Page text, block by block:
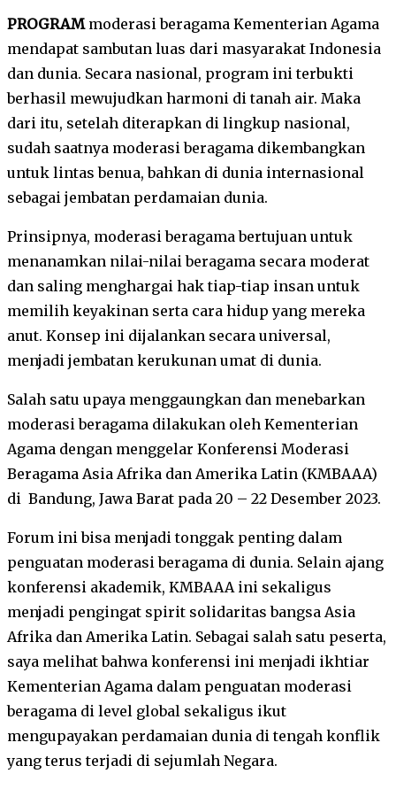
PROGRAMmoderasi beragama Kementerian Agama
mendapat sambutan luas dari masyarakat Indonesia
dan dunia. Secara nasional, program ini terbukti
berhasil mewujudkan harmoni di tanah air. Maka
dari itu, setelah diterapkan di lingkup nasional,
sudah saatnya moderasi beragama dikembangkan
untuk lintas benua, bahkan di dunia internasional
sebagai jembatan perdamaian dunia.
Prinsipnya, moderasi beragama bertujuan untuk
menanamkan nilai-nilai beragama secara moderat
dan saling menghargai hak tiap-tiap insan untuk
memilih keyakinan serta cara hidup yang mereka
anut. Konsep ini dijalankan secara universal,
menjadi jembatan kerukunan umat di dunia.
Salah satu upaya menggaungkan dan menebarkan
moderasi beragama dilakukan oleh Kementerian
Agama dengan menggelar Konferensi Moderasi
Beragama Asia Afrika dan Amerika Latin (KMBAAA)
di Bandung, Jawa Barat pada 20 – 22 Desember 2023.
Forum ini bisa menjadi tonggak penting dalam
penguatan moderasi beragama di dunia. Selain ajang
konferensi akademik, KMBAAA ini sekaligus
menjadi pengingat spirit solidaritas bangsa Asia
Afrika dan Amerika Latin. Sebagai salah satu peserta,
saya melihat bahwa konferensi ini menjadi ikhtiar
Kementerian Agama dalam penguatan moderasi
beragama di level global sekaligus ikut
mengupayakan perdamaian dunia di tengah konflik
yang terus terjadi di sejumlah Negara.